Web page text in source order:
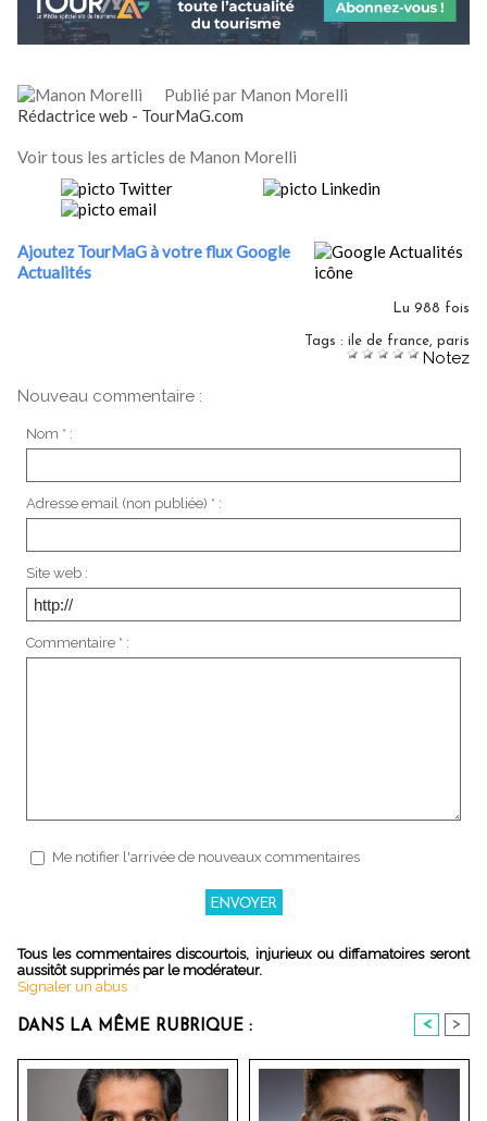
Publié par Manon Morelli
Rédactrice web - TourMaG.com
Voir tous les articles de Manon Morelli
Ajoutez TourMaG à votre flux Google
Actualités
Lu 988 fois
Tags : ile de france paris
Notez
Nouveau commentaire :
Nom * :
Adresse email (non publiée) * :
Site web :
Commentaire * :
Me notifier l'arrivée de nouveaux commentaires
Tous les commentaires discourtois, injurieux ou diffamatoires seront
aussitôt supprimés par le modérateur.
Signaler un abus
DANS LA MÊME RUBRIQUE : < >